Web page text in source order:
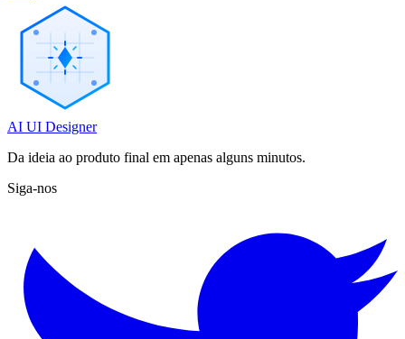
AI UI Designer
Da ideia ao produto final em apenas alguns minutos.
Siga-nos